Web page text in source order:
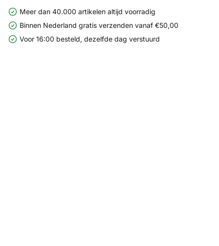
Meer dan 40.000 artikelen altijd voorradig
Binnen Nederland gratis verzenden vanaf €50,00
Voor 16:00 besteld, dezelfde dag verstuurd